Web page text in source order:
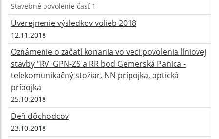
Stavebné povolenie časť 1
Uverejnenie výsledkov volieb 2018
12.11.2018
Oznámenie o začatí konania vo veci povolenia líniovej
stavby "RV_GPN-ZS a RR bod Gemerská Panica -
telekomunikačný stožiar, NN prípojka, optická
prípojka
25.10.2018
Deň dôchodcov
23.10.2018